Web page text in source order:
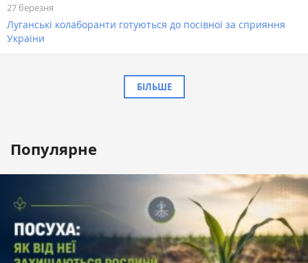
27 березня
Луганські колаборанти готуються до посівної за сприяння
України
БІЛЬШЕ
Популярне